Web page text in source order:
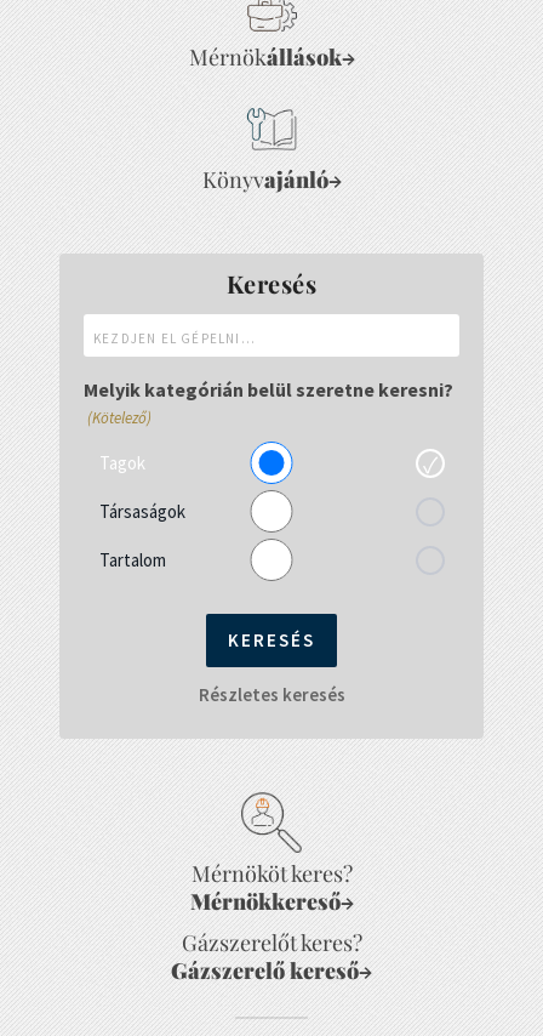
Mérnökállások→
Könyvajánló→
Keresés
el
gépelni...
Melyik kategórián belül szeretne keresni?
(Kötelező)
Tagok
Társaságok
Tartalom
Részletes keresés
Mérnököt keres?
Mérnökkereső→
Gázszerelőt keres?
Gázszerelő kereső→